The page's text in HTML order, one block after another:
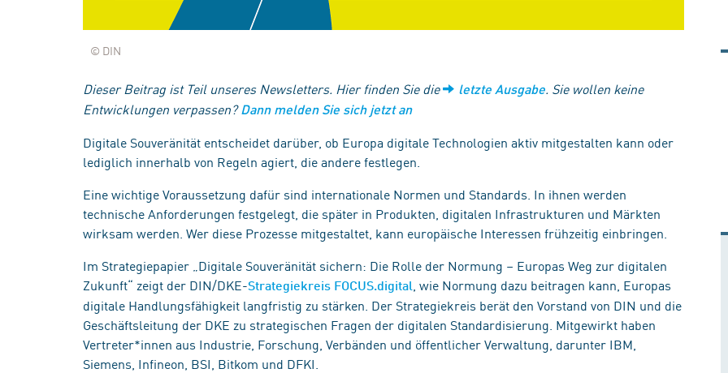
© DIN
Dieser Beitrag ist Teil unseres Newsletters. Hier finden Sie die letzte Ausgabe. Sie wollen keine
Entwicklungen verpassen?Dann melden Sie sich jetzt an
Digitale Souveränität entscheidet darüber, ob Europa digitale Technologien aktiv mitgestalten kann oder
lediglich innerhalb von Regeln agiert, die andere festlegen.
Eine wichtige Voraussetzung dafür sind internationale Normen und Standards. In ihnen werden
technische Anforderungen festgelegt, die später in Produkten, digitalen Infrastrukturen und Märkten
wirksam werden. Wer diese Prozesse mitgestaltet, kann europäische Interessen frühzeitig einbringen.
Im Strategiepapier „Digitale Souveränität sichern: Die Rolle der Normung – Europas Weg zur digitalen
Zukunft“ zeigt der DIN/DKE-Strategiekreis FOCUS.digital , wie Normung dazu beitragen kann, Europas
digitale Handlungsfähigkeit langfristig zu stärken. Der Strategiekreis berät den Vorstand von DIN und die
Geschäftsleitung der DKE zu strategischen Fragen der digitalen Standardisierung. Mitgewirkt haben
Vertreter*innen aus Industrie, Forschung, Verbänden und öffentlicher Verwaltung, darunter IBM,
Siemens, Infineon, BSI, Bitkom und DFKI.